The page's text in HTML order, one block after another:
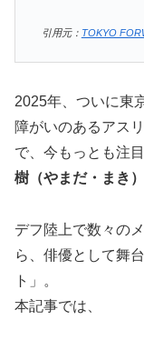
引用元： TOKYO
2025年、ついに東
障がいのあるアス
で、今もっとも注
樹（やまだ・まき）
デフ陸上で数々の
ら、俳優として舞
ト」。
本記事では、